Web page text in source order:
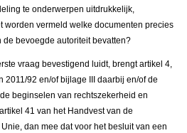
te onderwerpen uitdrukkelijk,
worden vermeld welke documenten precies
bevoegde autoriteit bevatten?
vraag bevestigend luidt, brengt artikel 4,
2011/92 en/of bijlage III daarbij en/of de
beginselen van rechtszekerheid en
41 van het Handvest van de
dan mee dat voor het besluit van een